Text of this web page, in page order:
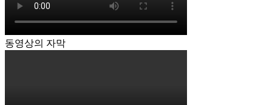
동영상의 자막